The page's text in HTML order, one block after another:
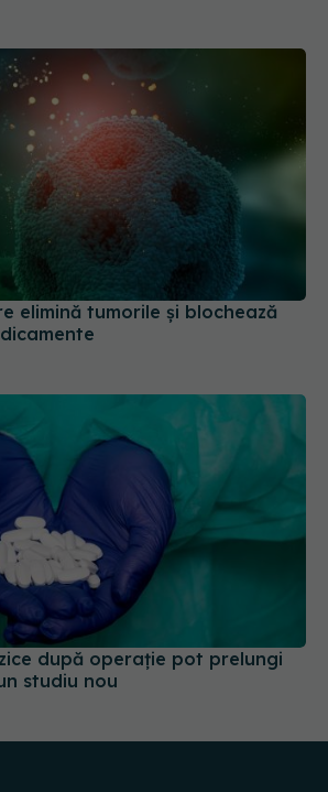
elimină tumorile și blochează
după operație pot prelungi
studiu nou